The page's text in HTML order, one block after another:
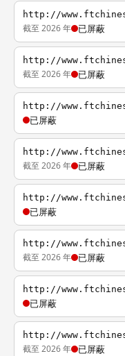
http://
截至 2026 年 已屏蔽
http://
截至 2026 年 已屏蔽
http://
已屏蔽
http://
截至 2026 年 已屏蔽
http://
已屏蔽
http://
截至 2026 年 已屏蔽
http://
已屏蔽
http://
截至 2026 年 已屏蔽